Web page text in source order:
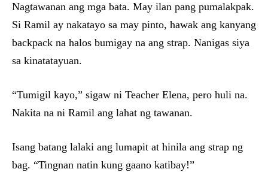
Nagtawanan ang mga bata. May ilan pang pumalakpak.
Si Ramil ay nakatayo sa may pinto, hawak ang kanyang
backpack na halos bumigay na ang strap. Nanigas siya
sa kinatatayuan.
“Tumigil kayo,” sigaw ni Teacher Elena, pero huli na.
Nakita na ni Ramil ang lahat ng tawanan.
Isang batang lalaki ang lumapit at hinila ang strap ng
bag. “Tingnan natin kung gaano katibay!”